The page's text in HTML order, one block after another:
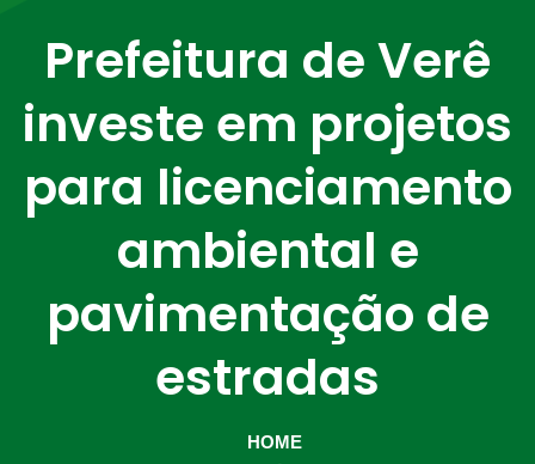
Prefeitura de Verê
investe em projetos
para licenciamento
ambiental e
pavimentação de
estradas
HOME